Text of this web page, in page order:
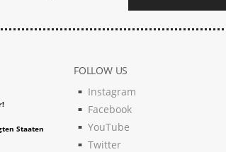
Staaten
FOLLOW US
Instagram
Facebook
YouTube
Twitter